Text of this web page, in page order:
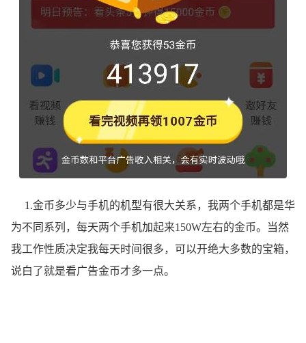
1.金币多少与手机的机型有很大关系，我两个手机都是华
为不同系列，每天两个手机加起来150W左右的金币。当然
我工作性质决定我每天时间很多，可以开绝大多数的宝箱，
说白了就是看广告金币才多一点。